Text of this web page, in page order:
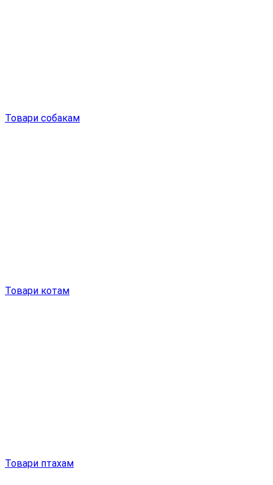
Товари собакам
Товари котам
Товари птахам